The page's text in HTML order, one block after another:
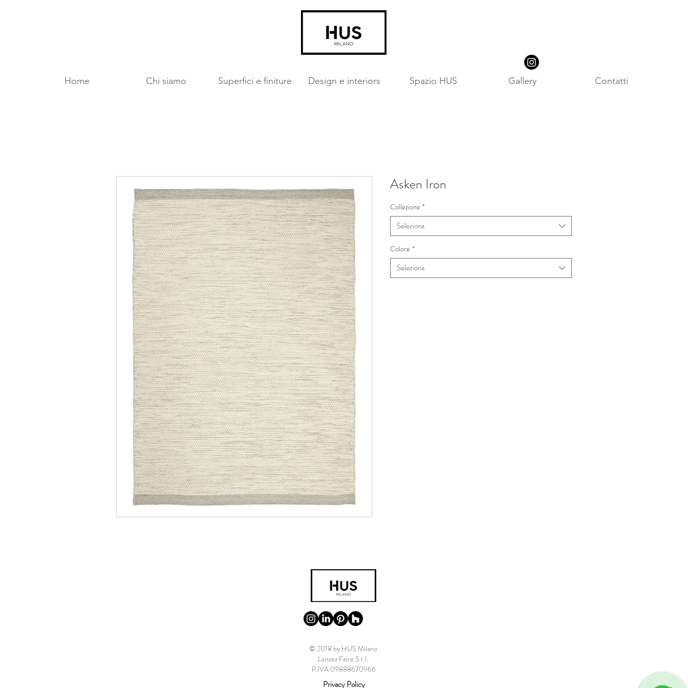
Home Chi siamo Superfici e finiture Design e interiors Spazio HUS Gallery Contatti
Asken Iron
Collezione *
Seleziona
Colore *
Seleziona
© 2018 by HUS Milano
Laissez Faire S.r.l.
P.IVA 09888670966
Privacy Policy